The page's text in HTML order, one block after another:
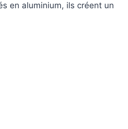
en aluminium, ils créent un